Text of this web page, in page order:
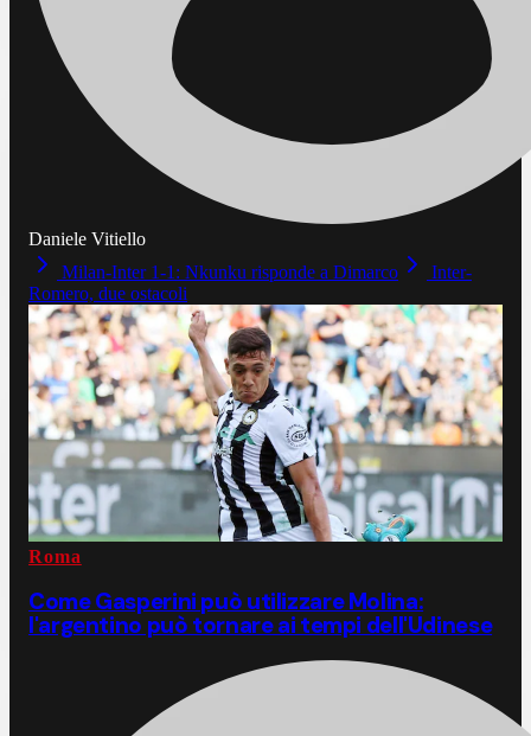
Daniele Vitiello
Milan-Inter 1-1: Nkunku risponde a Dimarco
Inter-
Romero, due ostacoli
Roma
Come Gasperini può utilizzare Molina:
l'argentino può tornare ai tempi dell'Udinese